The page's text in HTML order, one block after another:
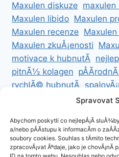
Maxulen diskuze maxulen
Maxulen libido Maxulen
Maxulen recenze Maxulen
Maxulen zkuÅ¡enosti
motivace k hubnutÃ­
pitnÃ½ kolagen
rychlÃ© hubnutÃ­
ZdravÃ© hubnutÃ­Spravovat
Abychom poskytli co nejlepÅ¡Ã­
a/nebo pÅÃ­stupu k informacÃ­m o
soubory cookies. Souhlas s tÄmito
zpracovÃ¡vat Ãºdaje, jako je chovÃ¡nÃ­